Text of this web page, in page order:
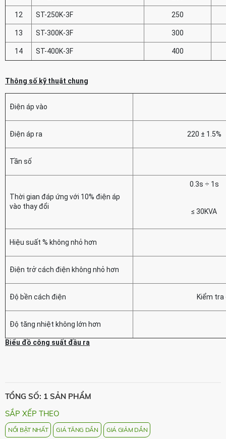
12 ST-250K-3F 250
13 ST-300K-3F 300
14 ST-400K-3F 400
Thông số kỹ thuật chung
Điện áp vào
Điện áp ra 220 ± 1.5%
Tần số
Thời gian đáp ứng với 10% điện áp
vào thay đổi
0.3s ÷ 1s
≤ 30KVA
Hiệu suất % không nhỏ hơn
Điện trở cách điện không nhỏ hơn
Độ bền cách điện Kiểm
Độ tăng nhiệt không lớn hơn
Biểu đồ công suất đầu ra
TỔNG SỐ: 1 SẢN PHẨM
SẮP XẾP THEO
NỔI BẬT NHẤT GIÁ TĂNG DẦN GIÁ GIẢM DẦN